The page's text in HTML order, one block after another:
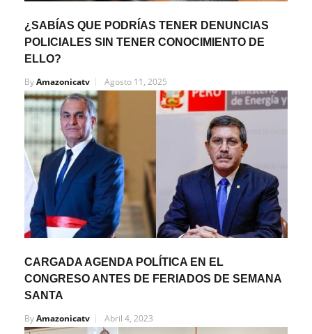
¿SABÍAS QUE PODRÍAS TENER DENUNCIAS
POLICIALES SIN TENER CONOCIMIENTO DE
ELLO?
ByAmazonicatv Agosto 11, 2025
CARGADA AGENDA POLÍTICA EN EL
CONGRESO ANTES DE FERIADOS DE SEMANA
SANTA
ByAmazonicatv Abril 4, 2023